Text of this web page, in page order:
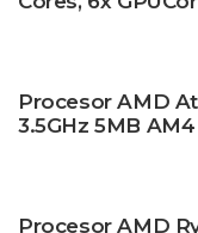
Procesor AMD
3.5GHz 5MB AM4
Procesor AMD